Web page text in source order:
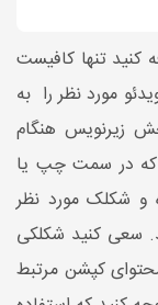
کنید تنها کافیست
مورد نظر را به
زیرنویس هنگام
که در سمت چپ یا
و شکلک مورد نظر
سعی کنید شکلکی
کپشن مرتبط